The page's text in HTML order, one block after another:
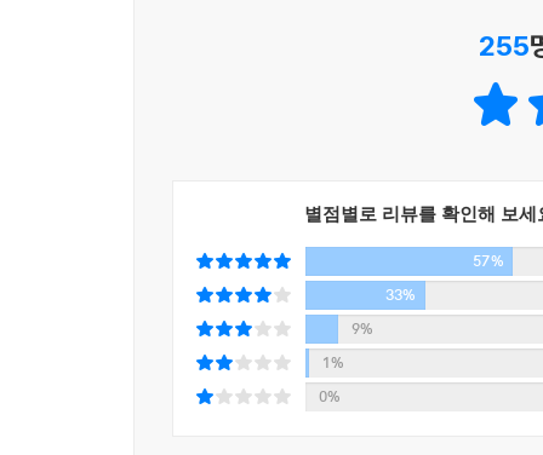
지예야, 수민아, 가영아, 혜빈아, 소영아……” (「경
딸들의 이름, 무엇보다 갱년기 여성으로서 어느
세상의 규칙을 뒤집는다
「모든 것을 제자리에」(최정화)와 「이방인」(
이야기다. 「모든 것을 제자리에」에서 ‘붕괴된
255
별점별로 리뷰를 확인해 보세
57%
33%
9%
1%
0%